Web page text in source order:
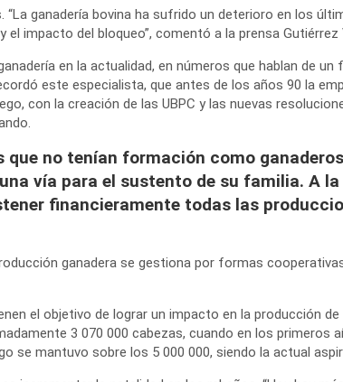
ganadería bovina ha sufrido un deterioro en los
impacto del bloqueo”, comentó a la prensa Gutiérrez
en la actualidad, en números que hablan de un
este especialista, que antes de los años 90 la
con la creación de las UBPC y las nuevas
que no tenían formación como
vía para el sustento de su familia. A la
financieramente todas las
ganadera se gestiona por formas
el objetivo de lograr un impacto en la producción de
3 070 000 cabezas, cuando en los primeros
se mantuvo sobre los 5 000 000, siendo la actual